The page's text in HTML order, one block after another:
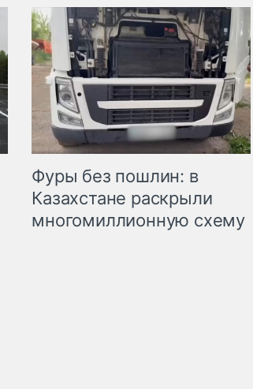
Фуры без пошлин: в
Казахстане раскрыли
многомиллионную схему